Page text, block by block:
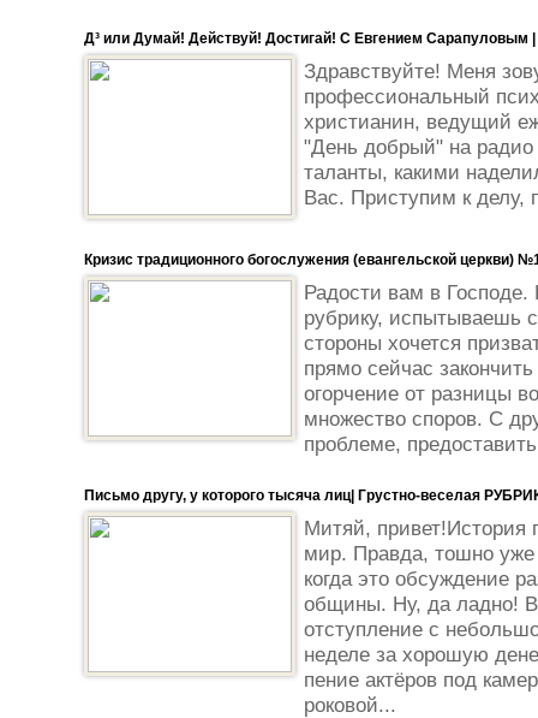
Д³ или Думай! Действуй! Достигай! С Евгением Сарапуловым
Здравствуйте! Меня
профессиональный
христианин, ведущий
"День добрый" на
таланты, какими
Вас. Приступим к делу,
Кризис традиционного богослужения (евангельской церкви)
Радости вам в
рубрику, испытываешь
стороны хочется
прямо сейчас
огорчение от разницы
множество споров. С
проблеме,
Письмо другу, у которого тысяча лиц| Грустно-веселая
Митяй, привет!История
мир. Правда, тошно уже
когда это обсуждение
общины. Ну, да ладно!
отступление с
неделе за хорошую
пение актёров под
роковой...